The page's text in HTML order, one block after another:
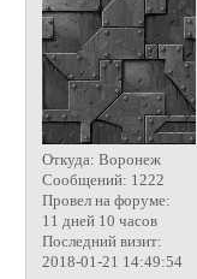
Откуда: Воронеж
Сообщений: 1222
Провел на форуме:
11 дней 10 часов
Последний визит:
2018-01-21 14:49:54